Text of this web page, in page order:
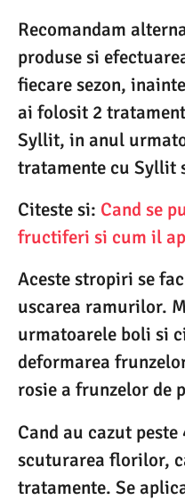
Recomandam
produse si
fiecare sezon,
ai folosit 2
Syllit, in anul
tratamente cu Syllit
Citeste si: Cand se
fructiferi si cum il
Aceste stropiri se
uscarea ramurilor.
urmatoarele boli si
deformarea
rosie a frunzelor de
Cand au cazut
scuturarea florilor,
tratamente. Se